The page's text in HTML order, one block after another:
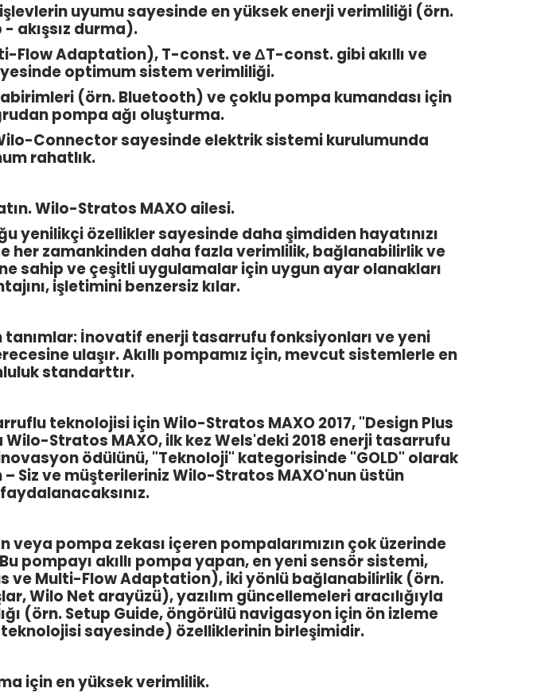
uyumu sayesinde en yüksek enerji verimliliği (örn.
akışsız durma).
Flow Adaptation), T-const. ve ΔT-const. gibi akıllı ve
optimum sistem verimliliği.
(örn. Bluetooth) ve çoklu pompa kumandası için
pompa ağı oluşturma.
Connector sayesinde elektrik sistemi kurulumunda
rahatlık.
Wilo-Stratos MAXO ailesi.
yenilikçi özellikler sayesinde daha şimdiden hayatınızı
her zamankinden daha fazla verimlilik, bağlanabilirlik ve
sahip ve çeşitli uygulamalar için uygun ayar olanakları
işletimini benzersiz kılar.
İnovatif enerji tasarrufu fonksiyonları ve yeni
ulaşır. Akıllı pompamız için, mevcut sistemlerle en
standarttır.
teknolojisi için Wilo-Stratos MAXO 2017, "Design Plus
Stratos MAXO, ilk kez Wels'deki 2018 enerji tasarrufu
inovasyon ödülünü, "Teknoloji" kategorisinde "GOLD" olarak
Siz ve müşterileriniz Wilo-Stratos MAXO'nun üstün
veya pompa zekası içeren pompalarımızın çok üzerinde
akıllı pompa yapan, en yeni sensör sistemi,
ve Multi-Flow Adaptation), iki yönlü bağlanabilirlik (örn.
Wilo Net arayüzü), yazılım güncellemeleri aracılığıyla
(örn. Setup Guide, öngörülü navigasyon için ön izleme
sayesinde) özelliklerinin birleşimidir.
için en yüksek verimlilik.